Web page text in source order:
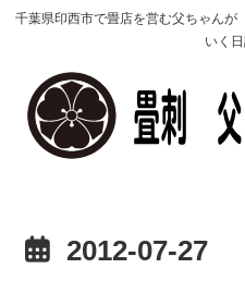
千葉県印西市で畳店を営む父ちゃん
いく
2012-07-27